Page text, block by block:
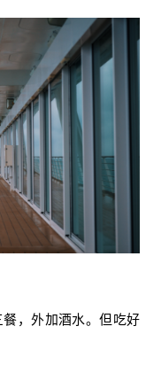
，外加酒水。但吃好